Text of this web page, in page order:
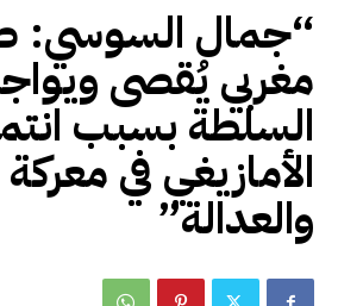
“جمال
مغربي يُقصى
السلطة بسبب
الأمازيغي في
والعدالة”